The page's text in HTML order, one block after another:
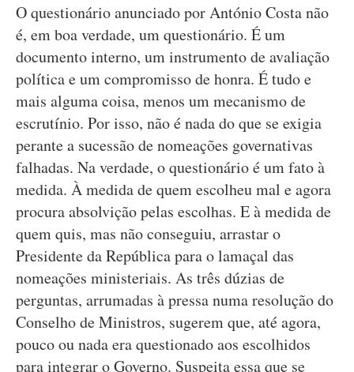
O questionário anunciado por António Costa não
é, em boa verdade, um questionário. É um
documento interno, um instrumento de avaliação
política e um compromisso de honra. É tudo e
mais alguma coisa, menos um mecanismo de
escrutínio. Por isso, não é nada do que se exigia
perante a sucessão de nomeações governativas
falhadas. Na verdade, o questionário é um fato à
medida. À medida de quem escolheu mal e agora
procura absolvição pelas escolhas. E à medida de
quem quis, mas não conseguiu, arrastar o
Presidente da República para o lamaçal das
nomeações ministeriais. As três dúzias de
perguntas, arrumadas à pressa numa resolução do
Conselho de Ministros, sugerem que, até agora,
pouco ou nada era questionado aos escolhidos
para integrar o Governo. Suspeita essa que se